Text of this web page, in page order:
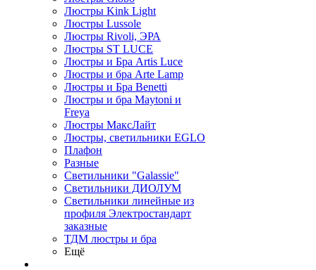
Люстры Kink Light
Люстры Lussole
Люстры Rivoli, ЭРА
Люстры ST LUCE
Люстры и Бра Artis Luce
Люстры и бра Arte Lamp
Люстры и Бра Benetti
Люстры и бра Maytoni и
Freya
Люстры МаксЛайт
Люстры, светильники EGLO
Плафон
Разные
Светильники "Galassie"
Светильники ДИОЛУМ
Светильники линейные из
профиля Электростандарт
заказные
ТДМ люстры и бра
Ещё